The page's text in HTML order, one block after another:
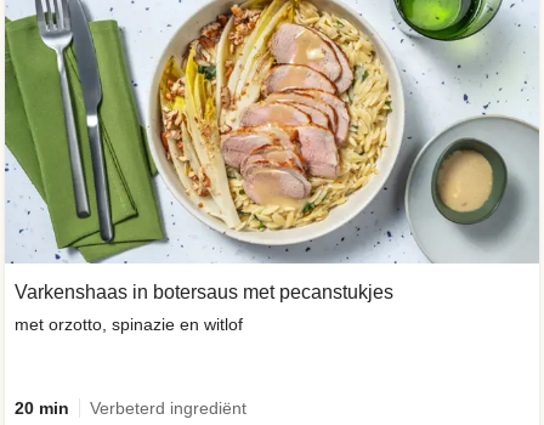
Varkenshaas in botersaus met pecanstukjes
met orzotto, spinazie en witlof
20 min Verbeterd ingrediënt